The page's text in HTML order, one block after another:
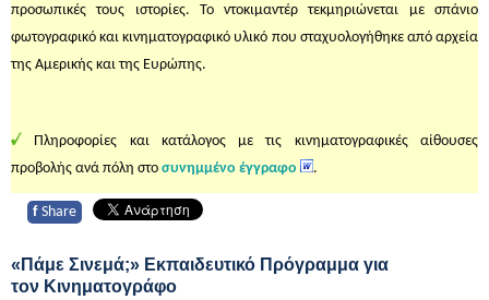
προσωπικές τους ιστορίες. Το ντοκιμαντέρ τεκμηριώνεται με σπάνιο
φωτογραφικό και κινηματογραφικό υλικό που σταχυολογήθηκε από αρχεία
της Αμερικής και της Ευρώπης.
Πληροφορίες και κατάλογος με τις κινηματογραφικές αίθουσες
προβολής ανά πόλη στο συνημμένο έγγραφο .
f Share
«Πάμε Σινεμά;» Εκπαιδευτικό Πρόγραμμα για
τον Κινηματογράφο